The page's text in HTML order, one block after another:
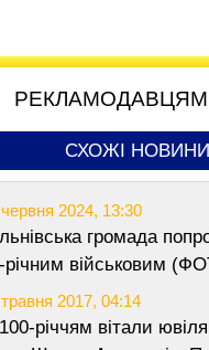
РЕКЛАМОДАВЦЯМ
СХОЖІ НОВИНИ
2024, 13:30
громада
річним військовим
2017, 04:14
100-річчям вітали